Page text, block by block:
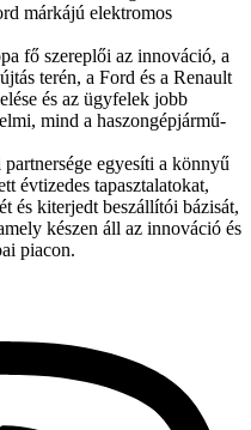
márkájú elektromos
fő szereplői az innováció, a
terén, a Ford és a Renault
és az ügyfelek jobb
mind a haszongépjármű-
egyesíti a könnyű
évtizedes tapasztalatokat,
és kiterjedt beszállítói bázisát,
készen áll az innováció és
piacon.